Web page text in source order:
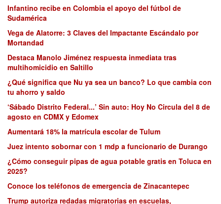
Infantino recibe en Colombia el apoyo del fútbol de
Sudamérica
Vega de Alatorre: 3 Claves del Impactante Escándalo por
Mortandad
Destaca Manolo Jiménez respuesta inmediata tras
multihomicidio en Saltillo
¿Qué significa que Nu ya sea un banco? Lo que cambia con
tu ahorro y saldo
‘Sábado Distrito Federal...’ Sin auto: Hoy No Circula del 8 de
agosto en CDMX y Edomex
Aumentará 18% la matrícula escolar de Tulum
Juez intento sobornar con 1 mdp a funcionario de Durango
¿Cómo conseguir pipas de agua potable gratis en Toluca en
2025?
Conoce los teléfonos de emergencia de Zinacantepec
Trump autoriza redadas migratorias en escuelas,